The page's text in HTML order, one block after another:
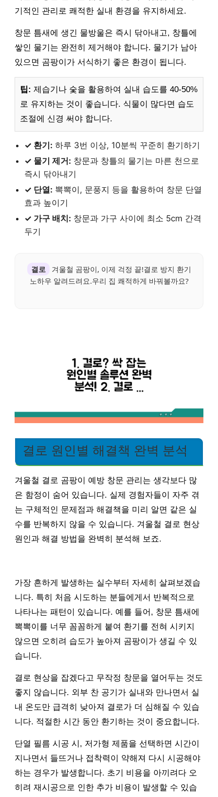
기적인 관리로 쾌적한 실내 환경을 유지하세요.
창문 틈새에 생긴 물방울은 즉시 닦아내고, 창틀에
쌓인 물기는 완전히 제거해야 합니다. 물기가 남아
있으면 곰팡이가 서식하기 좋은 환경이 됩니다.
팁: 제습기나 숯을 활용하여 실내 습도를 40-50%
로 유지하는 것이 좋습니다. 식물이 많다면 습도
조절에 신경 써야 합니다.
✓ 환기: 하루 3번 이상, 10분씩 꾸준히 환기하기
✓ 물기 제거: 창문과 창틀의 물기는 마른 천으로
즉시 닦아내기
✓ 단열: 뽁뽁이, 문풍지 등을 활용하여 창문 단열
효과 높이기
✓ 가구 배치: 창문과 가구 사이에 최소 5cm 간격
두기
결로
겨울철 곰팡이, 이제 걱정 끝!결로 방지 환기
노하우 알려드려요.우리 집 쾌적하게 바꿔볼까요?
결로 원인별 해결책 완벽 분석
겨울철 결로 곰팡이 예방 창문 관리는 생각보다 많
은 함정이 숨어 있습니다. 실제 경험자들이 자주 겪
는 구체적인 문제점과 해결책을 미리 알면 같은 실
수를 반복하지 않을 수 있습니다. 겨울철 결로 현상
원인과 해결 방법을 완벽히 분석해 보죠.
가장 흔하게 발생하는 실수부터 자세히 살펴보겠습
니다. 특히 처음 시도하는 분들에게서 반복적으로
나타나는 패턴이 있습니다. 예를 들어, 창문 틈새에
뽁뽁이를 너무 꼼꼼하게 붙여 환기를 전혀 시키지
않으면 오히려 습도가 높아져 곰팡이가 생길 수 있
습니다.
결로 현상을 잡겠다고 무작정 창문을 열어두는 것도
좋지 않습니다. 외부 찬 공기가 실내와 만나면서 실
내 온도만 급격히 낮아져 결로가 더 심해질 수 있습
니다. 적절한 시간 동안 환기하는 것이 중요합니다.
단열 필름 시공 시, 저가형 제품을 선택하면 시간이
지나면서 들뜨거나 접착력이 약해져 다시 시공해야
하는 경우가 발생합니다. 초기 비용을 아끼려다 오
히려 재시공으로 인한 추가 비용이 발생할 수 있습